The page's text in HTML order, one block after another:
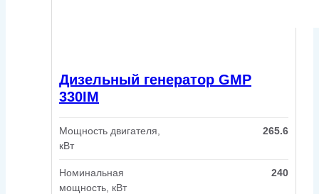
Дизельный генератор GMP
330IM
Мощность двигателя,
кВт
265.6
Номинальная
мощность, кВт
240